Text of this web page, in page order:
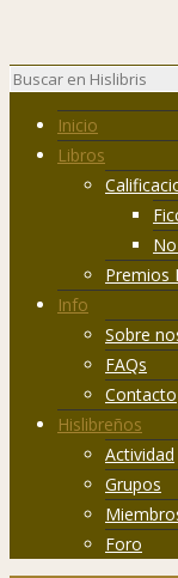
Inicio
Libros
Premios
Info
Sobre
FAQs
Contacto
Hislibreños
Actividad
Grupos
Foro